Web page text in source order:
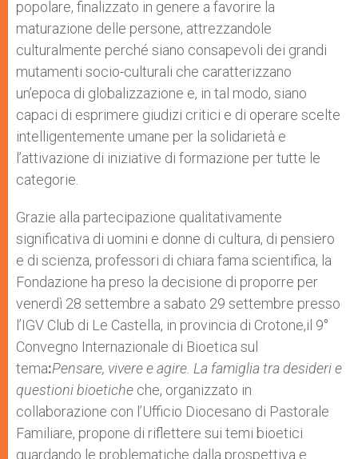
popolare, finalizzato in genere a favorire la
maturazione delle persone, attrezzandole
culturalmente perché siano consapevoli dei grandi
mutamenti socio-culturali che caratterizzano
un’epoca di globalizzazione e, in tal modo, siano
capaci di esprimere giudizi critici e di operare scelte
intelligentemente umane per la solidarietà e
l’attivazione di iniziative di formazione per tutte le
categorie.
Grazie alla partecipazione qualitativamente
significativa di uomini e donne di cultura, di pensiero
e di scienza, professori di chiara fama scientifica, la
Fondazione ha preso la decisione di proporre per
venerdì 28 settembre a sabato 29 settembre presso
l’IGV Club di Le Castella, in provincia di Crotone,il 9°
Convegno Internazionale di Bioetica sul
tema:Pensare, vivere e agire. La famiglia tra desideri e
questioni bioetiche che, organizzato in
collaborazione con l’Ufficio Diocesano di Pastorale
Familiare, propone di riflettere sui temi bioetici
guardando le problematiche dalla prospettiva e